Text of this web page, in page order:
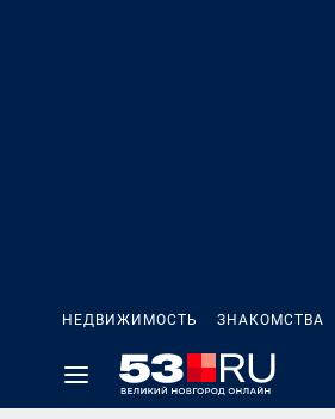
НЕДВИЖИМОСТЬ ЗНАКОМСТВА